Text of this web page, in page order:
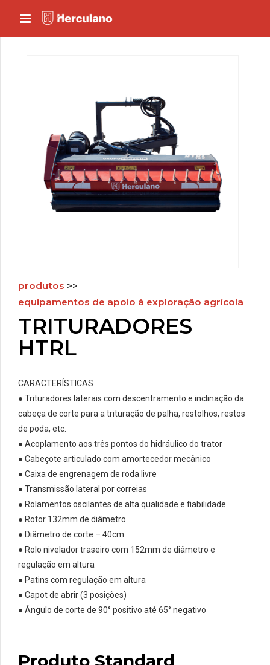
produtos >>
equipamentos de apoio à exploração agrícola
TRITURADORES
HTRL
CARACTERÍSTICAS
● Trituradores laterais com descentramento e inclinação da
cabeça de corte para a trituração de palha, restolhos, restos
de poda, etc.
● Acoplamento aos três pontos do hidráulico do trator
● Cabeçote articulado com amortecedor mecânico
● Caixa de engrenagem de roda livre
● Transmissão lateral por correias
● Rolamentos oscilantes de alta qualidade e fiabilidade
● Rotor 132mm de diâmetro
● Diâmetro de corte – 40cm
● Rolo nivelador traseiro com 152mm de diâmetro e
regulação em altura
● Patins com regulação em altura
● Capot de abrir (3 posições)
● Ângulo de corte de 90° positivo até 65° negativo
Produto Standard